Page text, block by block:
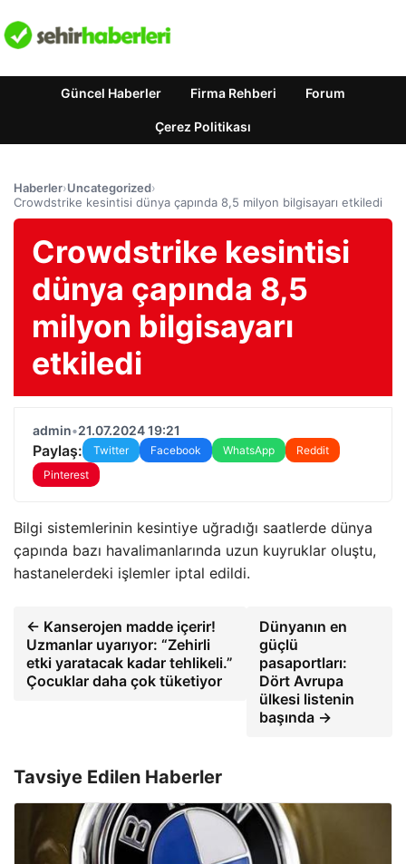
Güncel Haberler Firma Rehberi Forum
Çerez Politikası
Haberler›Uncategorized›
Crowdstrike kesintisi dünya çapında 8,5 milyon bilgisayarı etkiledi
Crowdstrike kesintisi
dünya çapında 8,5
milyon bilgisayarı
etkiledi
admin•21.07.2024 19:21
Paylaş: Twitter Facebook WhatsApp
Reddit
Pinterest
Bilgi sistemlerinin kesintiye uğradığı saatlerde dünya
çapında bazı havalimanlarında uzun kuyruklar oluştu,
hastanelerdeki işlemler iptal edildi.
← Kanserojen madde içerir!
Uzmanlar uyarıyor: “Zehirli
etki yaratacak kadar tehlikeli.”
Çocuklar daha çok tüketiyor
Dünyanın en
güçlü
pasaportları:
Dört Avrupa
ülkesi listenin
başında →
Tavsiye Edilen Haberler